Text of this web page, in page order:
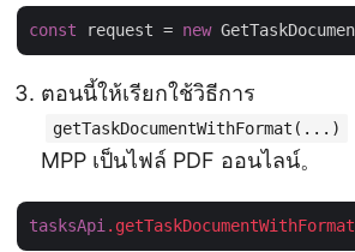
const request = new
ตอนนี้ให้เรียกใช้วิธีการ
getTaskDocumentWithFormat(...)
MPP เป็นไฟล์ PDF ออนไลน์。
tasksApi .getTaskDocumentWithFormat